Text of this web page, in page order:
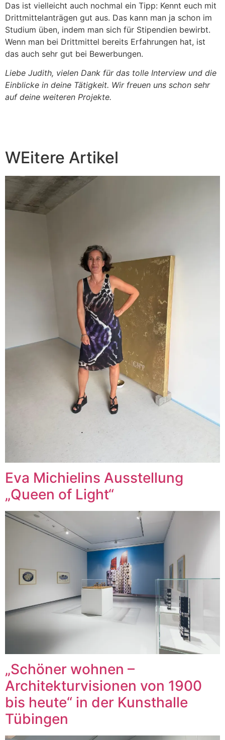
Das ist vielleicht auch nochmal ein Tipp: Kennt euch mit
Drittmittelanträgen gut aus. Das kann man ja schon im
Studium üben, indem man sich für Stipendien bewirbt.
Wenn man bei Drittmittel bereits Erfahrungen hat, ist
das auch sehr gut bei Bewerbungen.
Liebe Judith, vielen Dank für das tolle Interview und die
Einblicke in deine Tätigkeit. Wir freuen uns schon sehr
auf deine weiteren Projekte.
WEitere Artikel
Eva Michielins Ausstellung
„Queen of Light“
„Schöner wohnen –
Architekturvisionen von 1900
bis heute“ in der Kunsthalle
Tübingen